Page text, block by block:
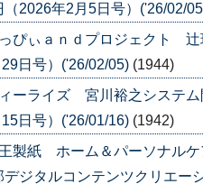
（2026年2月5日号）('26/02/
ぴぃａｎｄプロジェクト
29日号）('26/02/05) (1944)
ーライズ 宮川裕之システ
15日号）('26/01/16) (1942)
製紙 ホーム＆パーソナル
デジタルコンテンツクリエ